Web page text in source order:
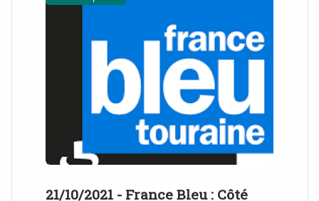
21/10/2021 - France Bleu : Côté